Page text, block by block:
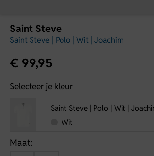
Saint Steve
Saint Steve | Polo | Wit | Joachim
€ 99,95
Selecteer je kleur
Saint Steve | Polo | Wit |
Wit
Maat: